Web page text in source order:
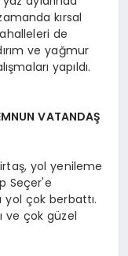
kırsal
de
ve yağmur
yapıldı.
VATANDAŞ
yol yenileme
Seçer'e
çok berbattı.
ve çok güzel